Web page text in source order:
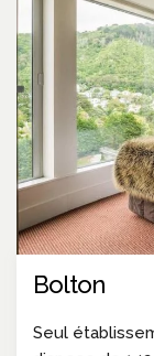
Bolton
Seul